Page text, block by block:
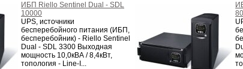
ИБП Riello Sentinel Dual - SDL
10000
UPS, источники
бесперебойного питания (ИБП,
бесперебойник) - Riello Sentinel
Dual - SDL 3300 Выходная
мощность 10,0кВА / 8,4кВт,
топология - Line-I...